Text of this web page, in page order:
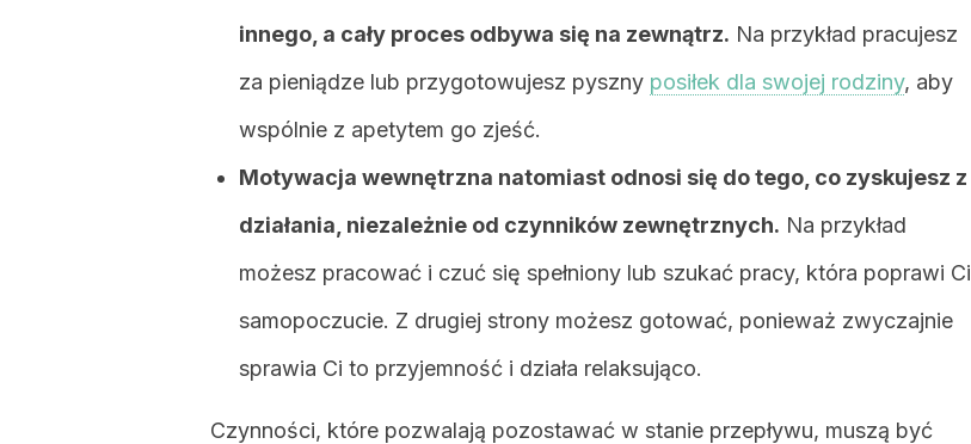
innego, a cały proces odbywa się na zewnątrz. Na przykład pracujesz
za pieniądze lub przygotowujesz pyszny posiłek dla swojej rodziny, aby
wspólnie z apetytem go zjeść.
Motywacja wewnętrzna natomiast odnosi się do tego, co zyskujesz z
działania, niezależnie od czynników zewnętrznych. Na przykład
możesz pracować i czuć się spełniony lub szukać pracy, która poprawi Ci
samopoczucie. Z drugiej strony możesz gotować, ponieważ zwyczajnie
sprawia Ci to przyjemność i działa relaksująco.
Czynności, które pozwalają pozostawać w stanie przepływu, muszą być